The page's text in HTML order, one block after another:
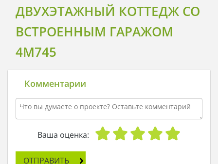
ДВУХЭТАЖНЫЙ КОТТЕДЖ СО
ВСТРОЕННЫМ ГАРАЖОМ
4M745
Комментарии
Ваша оценка:
ОТПРАВИТЬ